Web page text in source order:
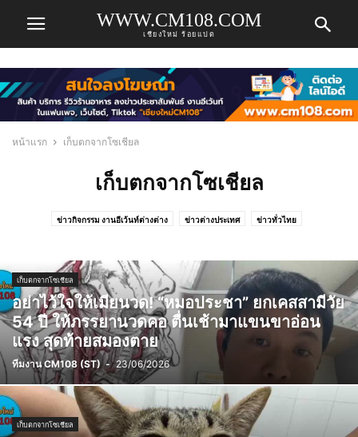
WWW.CM108.COM
เชียงใหม่ ร้อยแปด
หน้าแรก เก็บตกจากโซเชียล
เก็บตกจากโซเชียล
ข่าวกิจกรรม งานอีเว้นท์ต่างต่าง ข่าวต่างประเทศ ข่าวทั่วไทย
ข่าวรับสมัครงาน ข่าวเชียงใหม่ ข่าวด่วน ข่าวเชียงใหม่ล่าสุด ข่าวเชียงใหม่วันนี้
คลิปวีดีโอ รีวิว แนะนำ ร้านอาหารในเชียงใหม่ สบายๆ กินชิล เที่ยวชิล
เก็บตกจากโซเชียล ไม่มีหมวดหมู่ เรื่องทั่วไป สัพเพเหระ
เก็บตกจากโซเชียล
อย่าไว้ใจให้เมียนวด! “หมอประชา” ยกเคสสามีวัย
54 ปี ให้ภรรยานวดคอ ตื่นเช้ามาแขนขาอ่อน
แรง สุดท้ายสมองตาย
ทีมงาน CM108 (ST) - 23/06/2026
เก็บตกจากโซเชียล